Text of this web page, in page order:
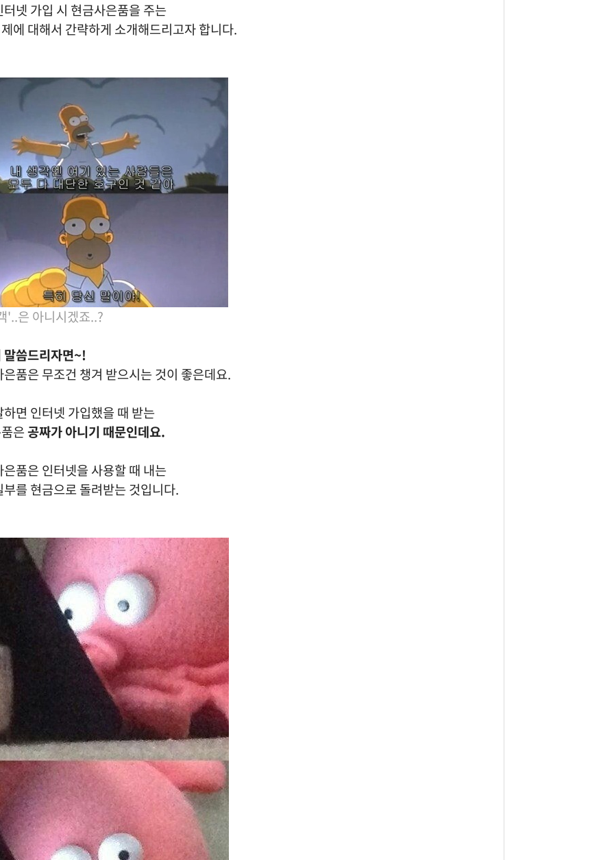
넷 가입 시 현금사은품을 주는
에 대해서 간략하게 소개해드리고자 합니다.
'..은 아니시겠죠..?
말씀드리자면~!
품은 무조건 챙겨 받으시는 것이 좋은데요.
면 인터넷 가입했을 때 받는
은공짜가 아니기 때문인데요.
품은 인터넷을 사용할 때 내는
를 현금으로 돌려받는 것입니다.